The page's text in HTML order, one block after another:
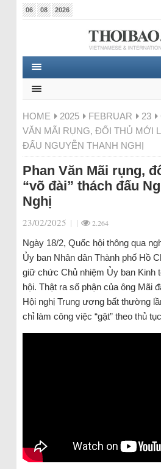
06 08 2026
HOME 2025 FEBRUAR 23
VĂN MÃI RỤNG, ĐỐI THỦ MỚI
ĐẤU NGUYỄN THANH NGHỊ
Phan Văn Mãi rụng,
“võ đài” thách đấu
Nghị
23/02/2025 | | 2.264
Ngày 18/2, Quốc hội thông qua
Ủy ban Nhân dân Thành phố Hồ
giữ chức Chủ nhiệm Ủy ban Kinh
hội. Thật ra số phận của ông Mãi
Hội nghị Trung ương bất thường
chỉ làm công việc “gật” theo thủ